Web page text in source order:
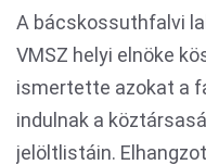
A bácskossuthfalvi
VMSZ helyi elnöke
ismertette azokat a
indulnak a
jelöltlistáin.